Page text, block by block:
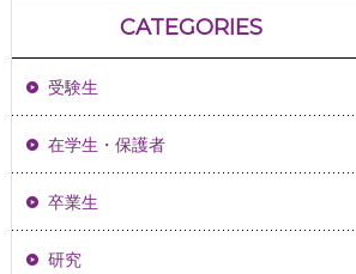
CATEGORIES
受験生
在学生・保護者
卒業生
研究